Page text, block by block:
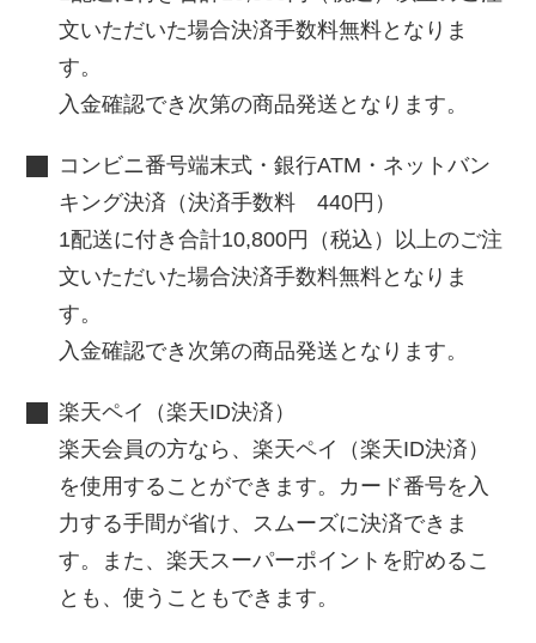
文いただいた場合決済手数料無料となりま
す。
入金確認でき次第の商品発送となります。
コンビニ番号端末式・銀行ATM・ネットバン
キング決済（決済手数料 440円）
1配送に付き合計10,800円（税込）以上のご注
文いただいた場合決済手数料無料となりま
す。
入金確認でき次第の商品発送となります。
楽天ペイ（楽天ID決済）
楽天会員の方なら、楽天ペイ（楽天ID決済）
を使用することができます。カード番号を入
力する手間が省け、スムーズに決済できま
す。また、楽天スーパーポイントを貯めるこ
とも、使うこともできます。